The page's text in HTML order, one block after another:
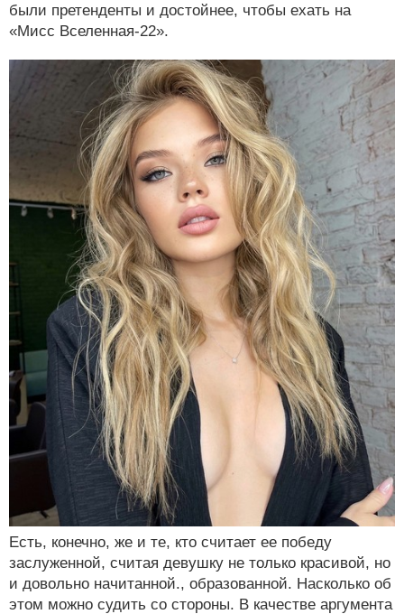
были претенденты и достойнее, чтобы ехать на
«Мисс Вселенная-22».
Есть, конечно, же и те, кто считает ее победу
заслуженной, считая девушку не только красивой, но
и довольно начитанной., образованной. Насколько об
этом можно судить со стороны. В качестве аргумента